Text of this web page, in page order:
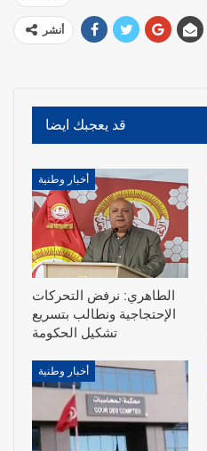
أنشر
قد يعجبك ايضا
أخبار وطنية
الطاهري: نرفض التحركات
الإحتجاجية ونطالب بتسريع
أخبار وطنية